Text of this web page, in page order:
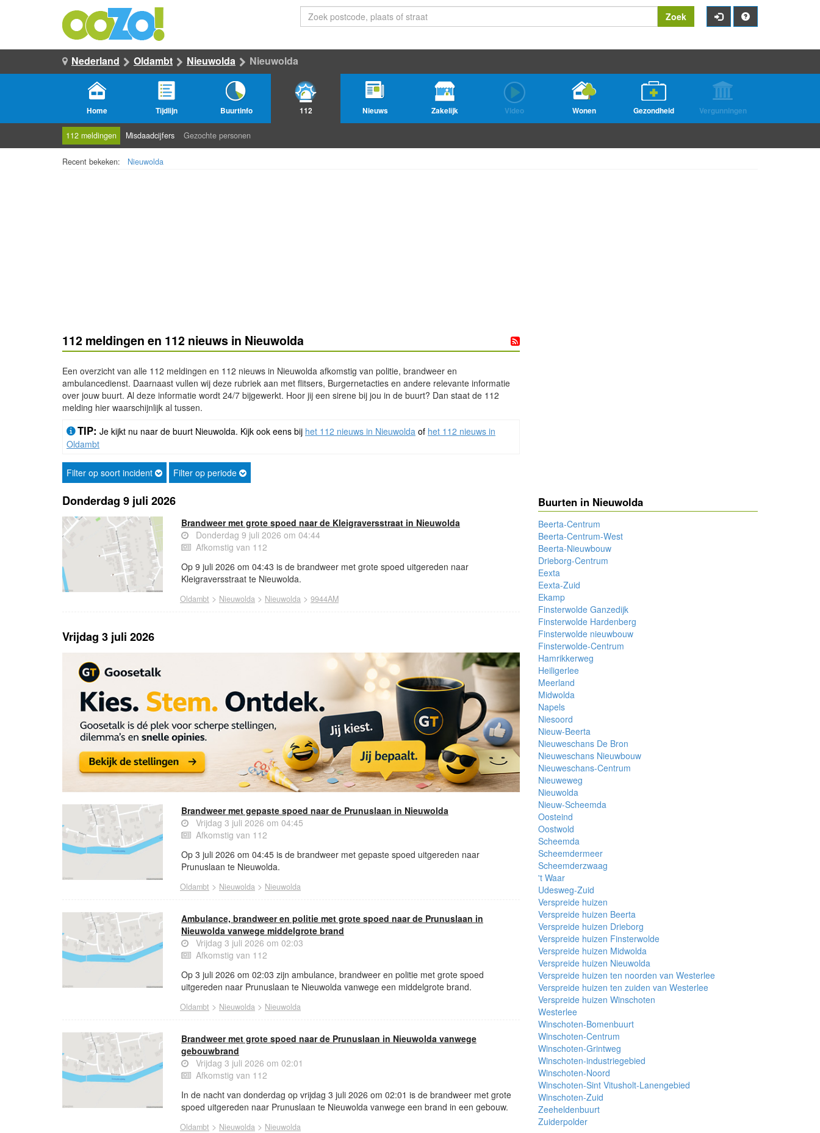
Zoek
Nederland Oldambt Nieuwolda Nieuwolda
Home Tijdlijn Buurtinfo 112 Nieuws Zakelijk Video Wonen Gezondheid Vergunningen
112 meldingen Misdaadcijfers Gezochte personen
Recent bekeken: Nieuwolda
112 meldingen en 112 nieuws in Nieuwolda
Een overzicht van alle 112 meldingen en 112 nieuws in Nieuwolda afkomstig van politie, brandweer en
ambulancedienst. Daarnaast vullen wij deze rubriek aan met flitsers, Burgernetacties en andere relevante informatie
over jouw buurt. Al deze informatie wordt 24/7 bijgewerkt. Hoor jij een sirene bij jou in de buurt? Dan staat de 112
melding hier waarschijnlijk al tussen.
TIP: Je kijkt nu naar de buurt Nieuwolda. Kijk ook eens bij het 112 nieuws in Nieuwolda of het 112 nieuws in
Oldambt
Filter op soort incident Filter op periode
Donderdag 9 juli 2026
Brandweer met grote spoed naar de Kleigraversstraat in Nieuwolda
Donderdag 9 juli 2026 om 04:44
Afkomstig van 112
Op 9 juli 2026 om 04:43 is de brandweer met grote spoed uitgereden naar
Kleigraversstraat te Nieuwolda.
Oldambt > Nieuwolda > Nieuwolda > 9944AM
Vrijdag 3 juli 2026
Brandweer met gepaste spoed naar de Prunuslaan in Nieuwolda
Vrijdag 3 juli 2026 om 04:45
Afkomstig van 112
Op 3 juli 2026 om 04:45 is de brandweer met gepaste spoed uitgereden naar
Prunuslaan te Nieuwolda.
Oldambt > Nieuwolda > Nieuwolda
Ambulance, brandweer en politie met grote spoed naar de Prunuslaan in
Nieuwolda vanwege middelgrote brand
Vrijdag 3 juli 2026 om 02:03
Afkomstig van 112
Op 3 juli 2026 om 02:03 zijn ambulance, brandweer en politie met grote spoed
uitgereden naar Prunuslaan te Nieuwolda vanwege een middelgrote brand.
Oldambt > Nieuwolda > Nieuwolda
Brandweer met grote spoed naar de Prunuslaan in Nieuwolda vanwege
gebouwbrand
Vrijdag 3 juli 2026 om 02:01
Afkomstig van 112
In de nacht van donderdag op vrijdag 3 juli 2026 om 02:01 is de brandweer met grote
spoed uitgereden naar Prunuslaan te Nieuwolda vanwege een brand in een gebouw.
Oldambt > Nieuwolda > Nieuwolda
Buurten in Nieuwolda
Beerta-Centrum
Beerta-Centrum-West
Beerta-Nieuwbouw
Drieborg-Centrum
Eexta
Eexta-Zuid
Ekamp
Finsterwolde Ganzedijk
Finsterwolde Hardenberg
Finsterwolde nieuwbouw
Finsterwolde-Centrum
Hamrikkerweg
Heiligerlee
Meerland
Midwolda
Napels
Niesoord
Nieuw-Beerta
Nieuweschans De Bron
Nieuweschans Nieuwbouw
Nieuweschans-Centrum
Nieuweweg
Nieuwolda
Nieuw-Scheemda
Oosteind
Oostwold
Scheemda
Scheemdermeer
Scheemderzwaag
't Waar
Udesweg-Zuid
Verspreide huizen
Verspreide huizen Beerta
Verspreide huizen Drieborg
Verspreide huizen Finsterwolde
Verspreide huizen Midwolda
Verspreide huizen Nieuwolda
Verspreide huizen ten noorden van Westerlee
Verspreide huizen ten zuiden van Westerlee
Verspreide huizen Winschoten
Westerlee
Winschoten-Bomenbuurt
Winschoten-Centrum
Winschoten-Grintweg
Winschoten-industriegebied
Winschoten-Noord
Winschoten-Sint Vitusholt-Lanengebied
Winschoten-Zuid
Zeeheldenbuurt
Zuiderpolder